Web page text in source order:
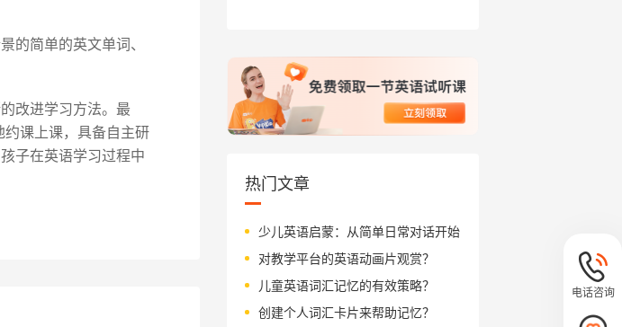
的简单的英文单词、
改进学习方法。最
课上课，具备自主研
子在英语学习过程中
热门文章
少儿英语启蒙：从简单日常对话开始
对教学平台的英语动画片观赏？
儿童英语词汇记忆的有效策略？
创建个人词汇卡片来帮助记忆？
电话咨询